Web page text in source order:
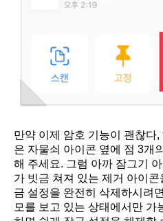
만약 이제 암호 기능이 괜찮다
은 자물쇠 아이콘 옆에 점 3개
해 주세요. 그럼 아까 잠그기
가 빗금 쳐져 있는 제거 아이
금 설정을 완전히 삭제하시려
모를 보고 있는 상태에서만 가